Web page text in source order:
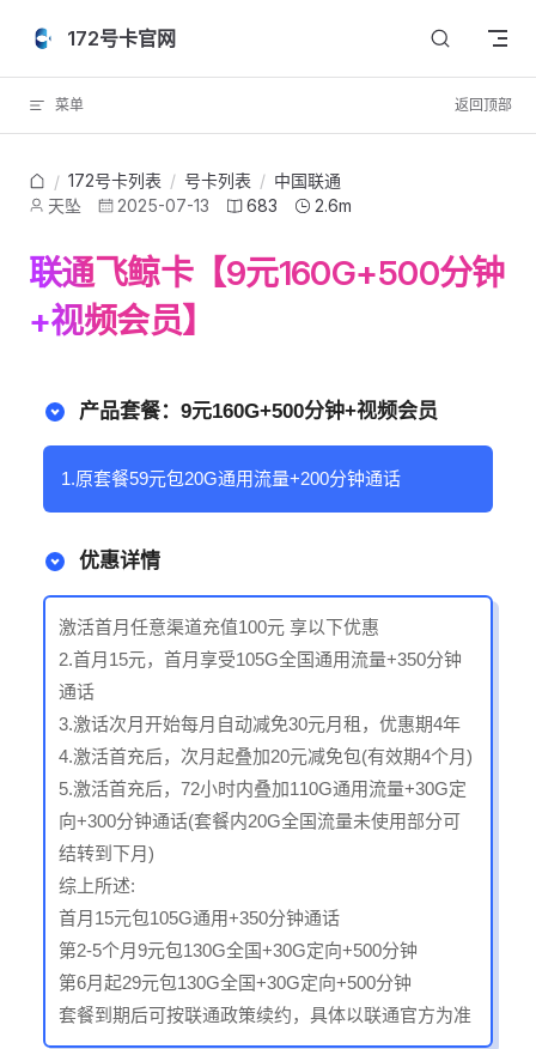
Skip to content
172号卡官网
菜单 返回顶部
/ 172号卡列表 / 号卡列表 / 中国联通
天坠
2025-07-13 683 2.6m
联通飞鲸卡【9元160G+500分钟
+视频会员】
产品套餐：9元160G+500分钟+视频会员
1.原套餐59元包20G通用流量+200分钟通话
优惠详情
激活首月任意渠道充值100元 享以下优惠
2.首月15元，首月享受105G全国通用流量+350分钟
通话
3.激话次月开始每月自动减免30元月租，优惠期4年
4.激活首充后，次月起叠加20元减免包(有效期4个月)
5.激活首充后，72小时内叠加110G通用流量+30G定
向+300分钟通话(套餐内20G全国流量未使用部分可
结转到下月)
综上所述:
首月15元包105G通用+350分钟通话
第2-5个月9元包130G全国+30G定向+500分钟
第6月起29元包130G全国+30G定向+500分钟
套餐到期后可按联通政策续约，具体以联通官方为准